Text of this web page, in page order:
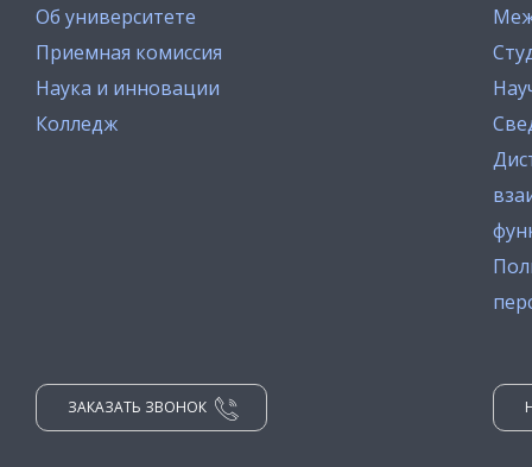
Об университете
Приемная комиссия
Наука и инновации
Колледж
ЗАКАЗАТЬ ЗВОНОК